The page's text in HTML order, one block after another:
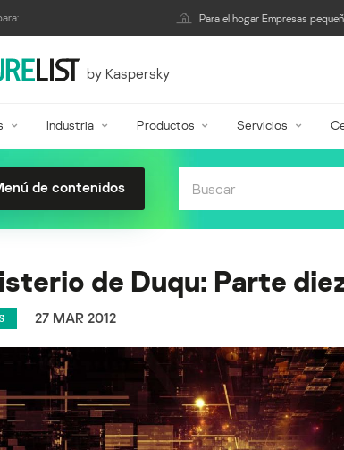
Para el hogar Empresas
by Kaspersky
Industria Productos Servicios
de contenidos
de Duqu: Parte
27 MAR 2012